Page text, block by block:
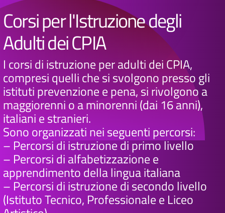
Corsi per l'Istruzione degli
Adulti dei CPIA
I corsi di istruzione per adulti dei CPIA,
compresi quelli che si svolgono presso gli
istituti prevenzione e pena, si rivolgono a
maggiorenni o a minorenni (dai 16 anni),
italiani e stranieri.
Sono organizzati nei seguenti percorsi:
– Percorsi di istruzione di primo livello
– Percorsi di alfabetizzazione e
apprendimento della lingua italiana
– Percorsi di istruzione di secondo livello
(Istituto Tecnico, Professionale e Liceo